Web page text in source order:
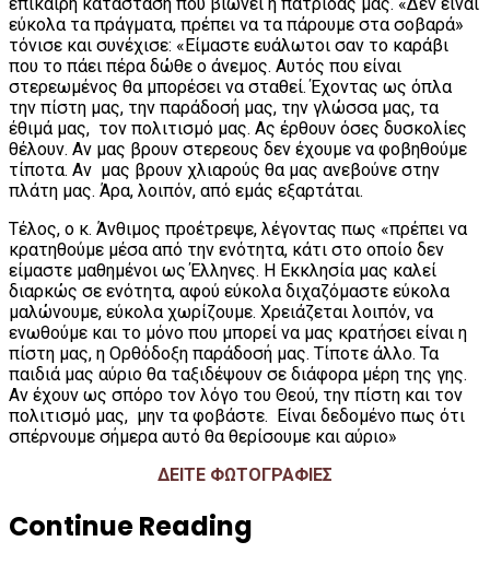
εύκολα τα πράγματα, πρέπει να τα πάρουμε στα σοβαρά»
τόνισε και συνέχισε: «Είμαστε ευάλωτοι σαν το καράβι
που το πάει πέρα δώθε ο άνεμος. Αυτός που είναι
στερεωμένος θα μπορέσει να σταθεί. Έχοντας ως όπλα
την πίστη μας, την παράδοσή μας, την γλώσσα μας, τα
έθιμά μας, τον πολιτισμό μας. Ας έρθουν όσες δυσκολίες
θέλουν. Αν μας βρουν στερεους δεν έχουμε να φοβηθούμε
τίποτα. Αν μας βρουν χλιαρούς θα μας ανεβούνε στην
πλάτη μας. Άρα, λοιπόν, από εμάς εξαρτάται.
Τέλος, ο κ. Άνθιμος προέτρεψε, λέγοντας πως «πρέπει να
κρατηθούμε μέσα από την ενότητα, κάτι στο οποίο δεν
είμαστε μαθημένοι ως Έλληνες. Η Εκκλησία μας καλεί
διαρκώς σε ενότητα, αφού εύκολα διχαζόμαστε εύκολα
μαλώνουμε, εύκολα χωρίζουμε. Χρειάζεται λοιπόν, να
ενωθούμε και το μόνο που μπορεί να μας κρατήσει είναι η
πίστη μας, η Ορθόδοξη παράδοσή μας. Τίποτε άλλο. Τα
παιδιά μας αύριο θα ταξιδέψουν σε διάφορα μέρη της γης.
Αν έχουν ως σπόρο τον λόγο του Θεού, την πίστη και τον
πολιτισμό μας, μην τα φοβάστε. Είναι δεδομένο πως ότι
σπέρνουμε σήμερα αυτό θα θερίσουμε και αύριο»
ΔΕΙΤΕ ΦΩΤΟΓΡΑΦΙΕΣ
Continue Reading